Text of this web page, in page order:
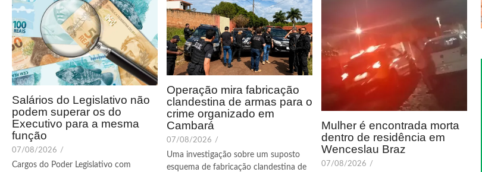
Salários do Legislativo não
podem superar os do
Executivo para a mesma
função
07/08/2026 /
Cargos do Poder Legislativo com
Operação mira fabricação
clandestina de armas para o
crime organizado em
Cambará
07/08/2026 /
Uma investigação sobre um suposto
esquema de fabricação clandestina de
Mulher é encontrada morta
dentro de residência em
Wenceslau Braz
07/08/2026 /